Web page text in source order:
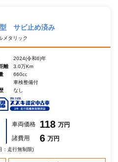
サビ止め済み
メタリック
2024(令和6)年
離
3.0万Km
660cc
車検整備付
なし
車両価格 118 万円
諸費用
6 万円
：走行無制限)